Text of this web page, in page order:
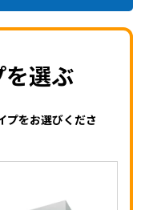
選ぶ
プをお選びくださ